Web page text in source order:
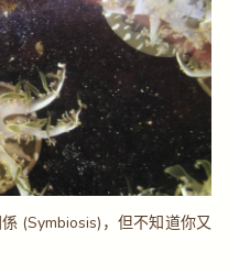
(Symbiosis)，但不知道你又